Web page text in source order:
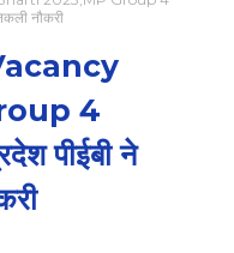
नौकरी
4
पीईबी ने